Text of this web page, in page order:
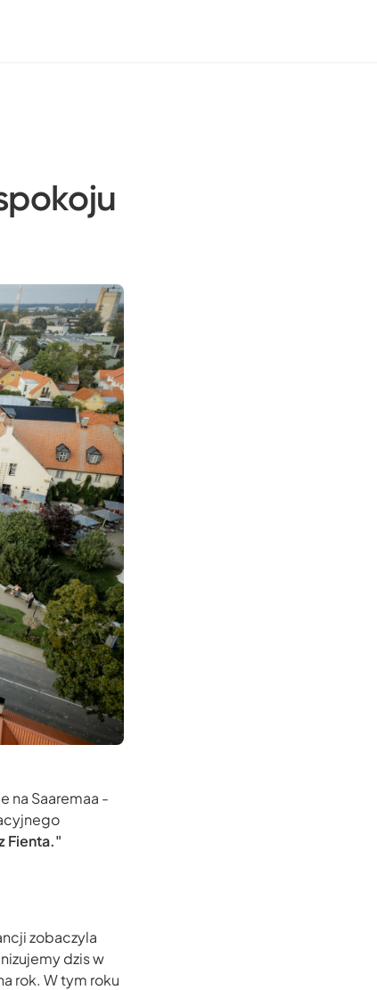
na Saaremaa -
Fienta."
zobaczyla
dzis w
rok. W tym roku